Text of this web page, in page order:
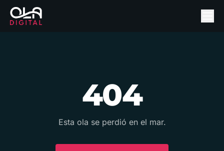
404
Esta ola se perdió en el mar.